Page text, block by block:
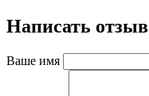
Написать отзыв
Ваше имя